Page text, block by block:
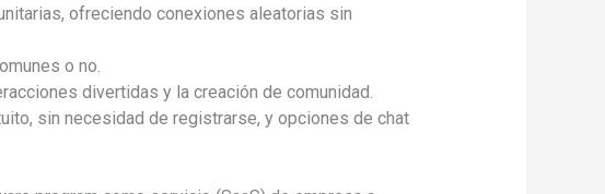
ofreciendo conexiones aleatorias sin
o no.
divertidas y la creación de comunidad.
sin necesidad de registrarse, y opciones de chat